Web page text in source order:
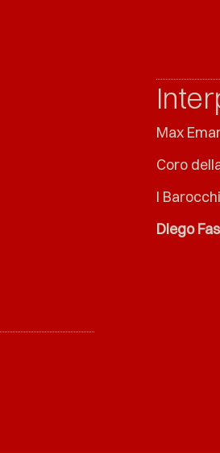
Max
Coro
I
Diego